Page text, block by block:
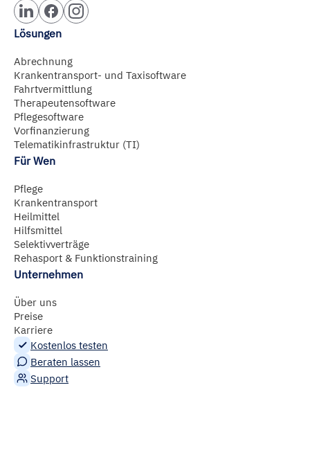
Lösungen
Abrechnung
Krankentransport- und Taxisoftware
Fahrtvermittlung
Therapeutensoftware
Pflegesoftware
Vorfinanzierung
Telematikinfrastruktur (TI)
Für Wen
Pflege
Krankentransport
Heilmittel
Hilfsmittel
Selektivverträge
Rehasport & Funktionstraining
Unternehmen
Über uns
Preise
Karriere
Kostenlos testen
Beraten lassen
Support